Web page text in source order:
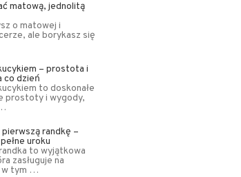
matową, jednolitą
o matowej i
ale borykasz się
– prostota i
co dzień
to doskonałe
prostoty i wygody,
pierwszą randkę –
uroku
to wyjątkowa
zasługuje na
w tym …